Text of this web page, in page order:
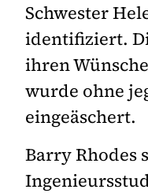
Schwester
identifiziert.
ihren
wurde ohne
eingeäschert.
Barry Rhodes